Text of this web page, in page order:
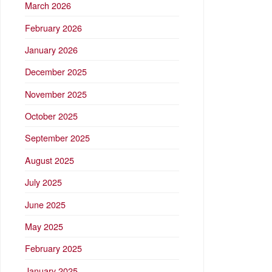
March 2026
February 2026
January 2026
December 2025
November 2025
October 2025
September 2025
August 2025
July 2025
June 2025
May 2025
February 2025